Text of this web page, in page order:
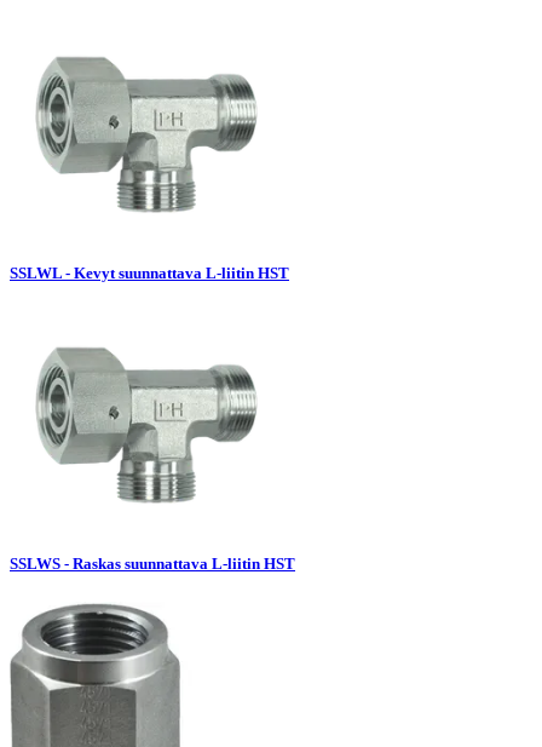
SSLWL - Kevyt suunnattava L-liitin HST
SSLWS - Raskas suunnattava L-liitin HST